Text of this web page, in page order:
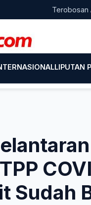
Terobosan
LIPUTAN
Sudah